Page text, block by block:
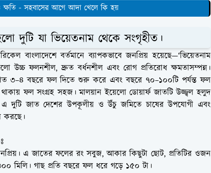
- সহবাসের আগে আদা খেলে কি হয়
দুটি যা ভিয়েতনাম থেকে সংগৃহীত।
বাংলাদেশে বর্তমানে ব্যাপকভাবে জনপ্রিয় হয়েছে—‘ভিয়েতনাম
উচ্চ ফলনশীল, দ্রুত বর্ধনশীল এবং রোগ প্রতিরোধ ক্ষমতাসম্পন্ন।
৩–৪ বছরে ফল দিতে শুরু করে এবং বছরে ৭০–১০০টি পর্যন্ত ফল
ফল সংগ্রহ সহজ। মালয়ান ইয়েলো ডোয়ার্ফ জাতটি উজ্জ্বল হলুদ
এ দুটি জাত দেশের উপকূলীয় ও উঁচু জমিতে চাষের উপযোগী এবং
করছে।
এ জাতের ফলের রং সবুজ, আকার কিছুটা ছোট, প্রতিটির ওজন
মিলি। গাছ প্রতি বছরে ফল ধরে গড়ে ১৫০ টা।